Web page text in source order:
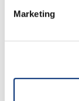
Marketing
Matteo
La
negli anni